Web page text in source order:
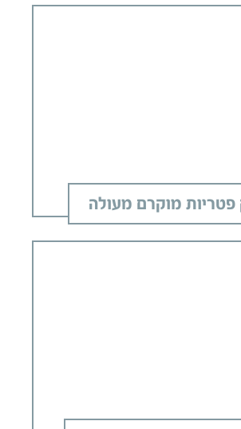
מוקרם מעולה